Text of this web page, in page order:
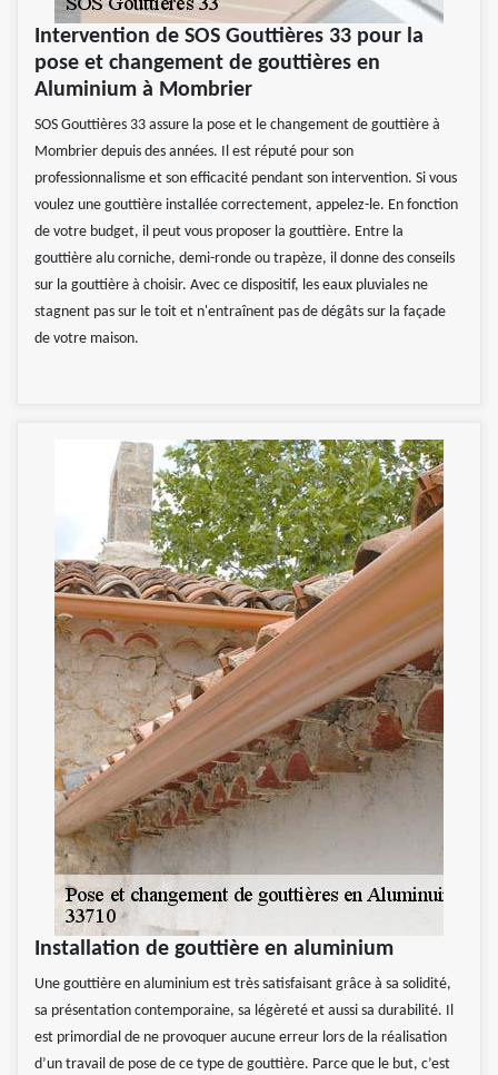
Intervention de SOS Gouttières 33 pour la
pose et changement de gouttières en
Aluminium à Mombrier
SOS Gouttières 33 assure la pose et le changement de gouttière à
Mombrier depuis des années. Il est réputé pour son
professionnalisme et son efficacité pendant son intervention. Si vous
voulez une gouttière installée correctement, appelez-le. En fonction
de votre budget, il peut vous proposer la gouttière. Entre la
gouttière alu corniche, demi-ronde ou trapèze, il donne des conseils
sur la gouttière à choisir. Avec ce dispositif, les eaux pluviales ne
stagnent pas sur le toit et n'entraînent pas de dégâts sur la façade
de votre maison.
Installation de gouttière en aluminium
Une gouttière en aluminium est très satisfaisant grâce à sa solidité,
sa présentation contemporaine, sa légèreté et aussi sa durabilité. Il
est primordial de ne provoquer aucune erreur lors de la réalisation
d’un travail de pose de ce type de gouttière. Parce que le but, c’est